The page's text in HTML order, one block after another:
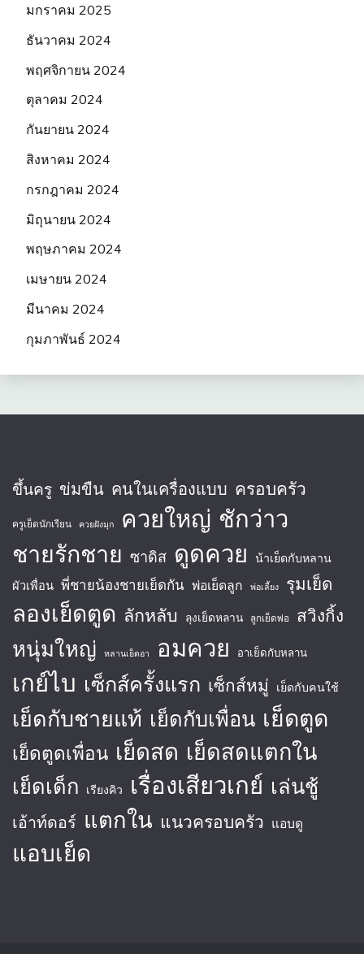
มกราคม 2025
ธันวาคม 2024
พฤศจิกายน 2024
ตุลาคม 2024
กันยายน 2024
สิงหาคม 2024
กรกฎาคม 2024
มิถุนายน 2024
พฤษภาคม 2024
เมษายน 2024
มีนาคม 2024
กุมภาพันธ์ 2024
ขึ้นครู ข่มขืน คนในเครื่องแบบ ครอบครัว
ครูเย็ดนักเรียน ควยฝังมุก ควยใหญ่ ชักว่าว
ชายรักชาย ซาดิส ดูดควย น้าเย็ดกับหลาน
ผัวเพื่อน พี่ชายน้องชายเย็ดกัน พ่อเย็ดลูก พ่อเลี้ยง รุมเย็ด
ลองเย็ดตูด ลักหลับ ลุงเย็ดหลาน ลูกเย็ดพ่อ สวิงกิ้ง
หนุ่มใหญ่ หลานเย็ดอา อมควย อาเย็ดกับหลาน
เกย์ไบ เซ็กส์ครั้งแรก เซ็กส์หมู่ เย็ดกับคนใช้
เย็ดกับชายแท้ เย็ดกับเพื่อน เย็ดตูด
เย็ดตูดเพื่อน เย็ดสด เย็ดสดแตกใน
เย็ดเด็ก เรียงคิว เรื่องเสียวเกย์ เล่นชู้
เอ้าท์ดอร์ แตกใน แนวครอบครัว แอบดู
แอบเย็ด